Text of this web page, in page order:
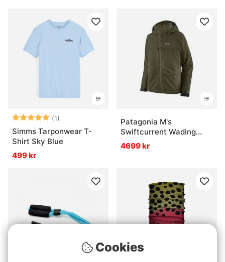
Betyg: (1)
5.0 utav 5 stjärnor
Simms Tarponwear T-
Shirt Sky Blue
499 kr
Patagonia M's
Swiftcurrent Wading
Jacket PNGR
4699 kr
Cookies